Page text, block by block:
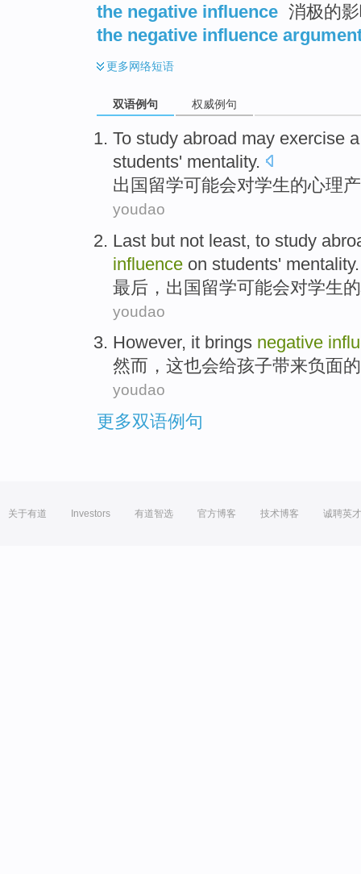
the negative influence 消极的
the negative influence
更多网络短语
双语例句 权威例句
To study abroad may exercise
students' mentality.
出国留学可能会对学生的心理
youdao
Last but not least, to study
influence on students' mentality.
最后 ， 出国留学可能会对学生
youdao
However, it brings negative
然而 ， 这也会给孩子带来负面的
youdao
更多双语例句
关于有道 Investors 有道智选 官方博客 技术博客 诚聘英才